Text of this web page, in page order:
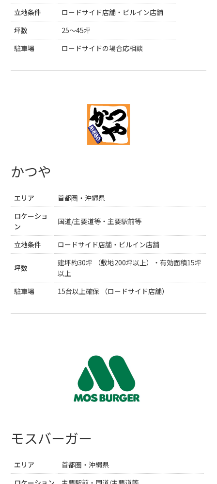
立地条件
ロードサイド店舗・ビルイン店舗
坪数
25～45坪
駐車場
ロードサイドの場合応相談
かつや
エリア
首都圏・沖縄県
ロケーショ
ン
国道/主要道等・主要駅前等
立地条件 ロードサイド店舗・ビルイン店舗
坪数
建坪約30坪 （敷地200坪以上）・有効面積15坪
以上
駐車場
15台以上確保 （ロードサイド店舗）
モスバーガー
エリア
首都圏・沖縄県